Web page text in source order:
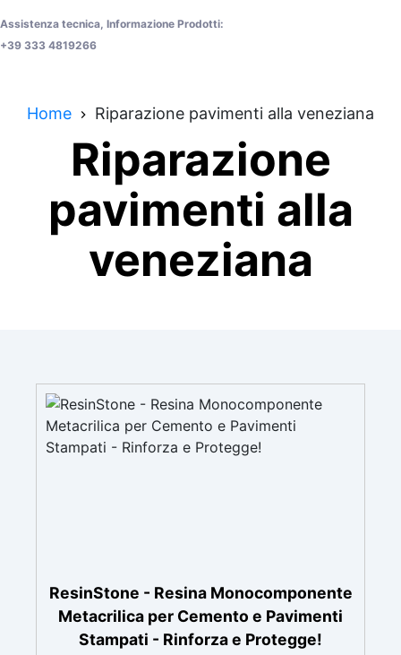
Assistenza tecnica, Informazione Prodotti:
+39 333 4819266
Home Riparazione pavimenti alla veneziana
Riparazione
pavimenti alla
veneziana
ResinStone - Resina Monocomponente
Metacrilica per Cemento e Pavimenti
Stampati - Rinforza e Protegge!